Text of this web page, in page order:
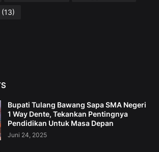
(13)
Bupati Tulang Bawang Sapa SMA Negeri
1 Way Dente, Tekankan Pentingnya
Pendidikan Untuk Masa Depan
Juni 24, 2025